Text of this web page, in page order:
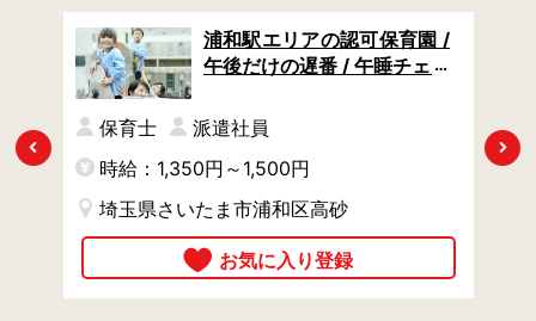
Previous
浦和駅エリアの認可保育園 /
午後だけの遅番 / 午睡チェッ
週3日からOK
保育士
派遣社員
時給：1,350円～1,500円
埼玉県さいたま市浦和区高砂
Next